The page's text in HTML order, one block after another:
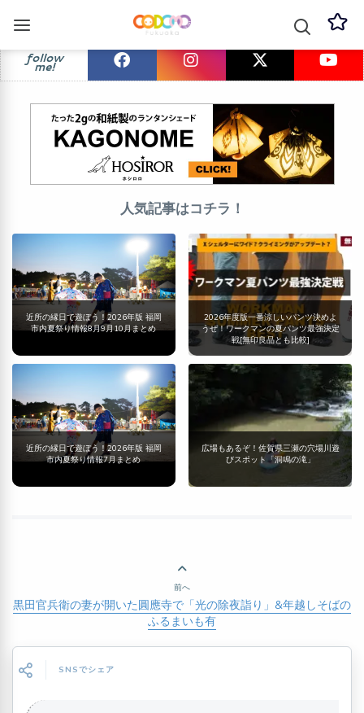
follow
me!
人気記事はコチラ！
近所の縁日で遊ぼう！2026年版 福岡
市内夏祭り情報8月9月10月まとめ
2026年度版一番涼しいパンツ決めよ
うぜ！ワークマンの夏パンツ最強決定
戦[無印良品とも比較]
近所の縁日で遊ぼう！2026年版 福岡
市内夏祭り情報7月まとめ
広場もあるぞ！佐賀県三瀬の穴場川遊
びスポット「洞鳴の滝」
前へ
黒田官兵衛の妻が開いた圓應寺で「光の除夜詣り」&年越しそばの
ふるまいも有
SNSでシェア